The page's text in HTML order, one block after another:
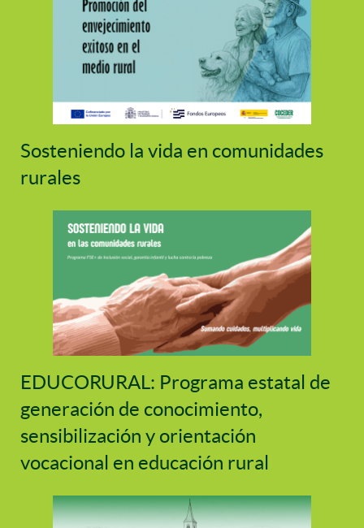
Sosteniendo la vida en comunidades
rurales
EDUCORURAL: Programa estatal de
generación de conocimiento,
sensibilización y orientación
vocacional en educación rural